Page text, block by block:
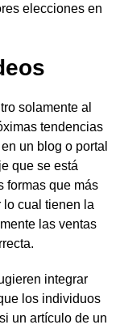
elecciones en
solamente al
tendencias
un blog o portal
que se está
formas que más
cual tienen la
las ventas
integrar
los individuos
un artículo de un